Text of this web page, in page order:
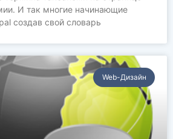
И так многие начинающие
создав свой словарь
Web-Дизайн